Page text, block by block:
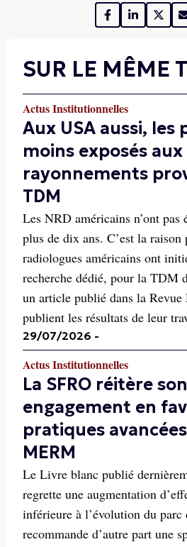
SUR LE MÊME
Actus Institutionnelles
Aux USA aussi,
moins exposés aux
rayonnements
TDM
Les NRD américains n’ont pas
plus de dix ans. C’est la
radiologues américains ont
recherche dédié, pour la TDM
un article publié dans la
publient les résultats de leur
29/07/2026 -
Actus Institutionnelles
La SFRO réitère son
engagement en
pratiques
MERM
Le Livre blanc publié
regrette une augmentation
inférieure à l’évolution du parc
recommande d’autre part une